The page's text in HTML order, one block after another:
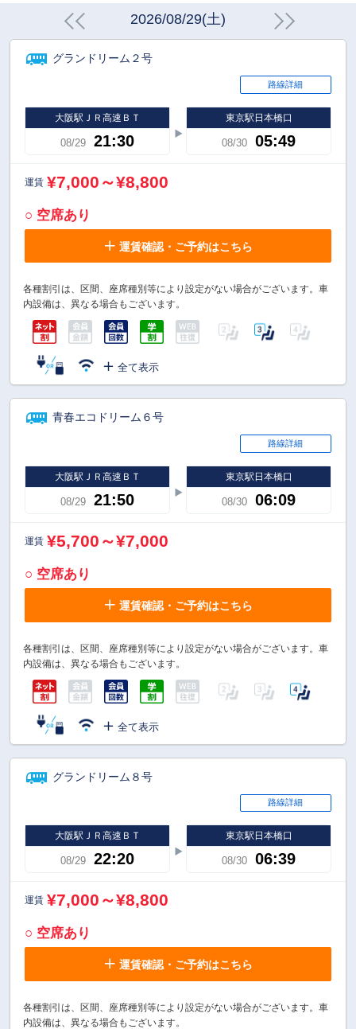
2026/08/29(土)
グランドリーム２号
路線詳細
大阪駅ＪＲ高速ＢＴ
08/29 21:30
東京駅日本橋口
08/30 05:49
運賃 ¥7,000～¥8,800
○ 空席あり
運賃確認・ご予約はこちら
各種割引は、区間、座席種別等により設定がない場合がございます。車
内設備は、異なる場合もございます。
全て表示
青春エコドリーム６号
路線詳細
大阪駅ＪＲ高速ＢＴ
08/29 21:50
東京駅日本橋口
08/30 06:09
運賃 ¥5,700～¥7,000
○ 空席あり
運賃確認・ご予約はこちら
各種割引は、区間、座席種別等により設定がない場合がございます。車
内設備は、異なる場合もございます。
全て表示
グランドリーム８号
路線詳細
大阪駅ＪＲ高速ＢＴ
08/29 22:20
東京駅日本橋口
08/30 06:39
運賃 ¥7,000～¥8,800
○ 空席あり
運賃確認・ご予約はこちら
各種割引は、区間、座席種別等により設定がない場合がございます。車
内設備は、異なる場合もございます。